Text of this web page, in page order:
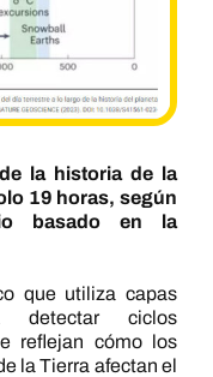
la historia de la
19 horas, según
basado en la
que utiliza capas
detectar ciclos
reflejan cómo los
la Tierra afectan el